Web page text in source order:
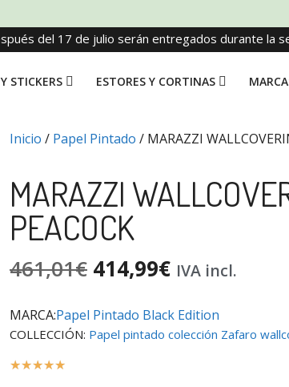
del 17 de julio serán entregados durante la
STICKERS ESTORES Y CORTINAS
Inicio / Papel Pintado / MARAZZI
MARAZZI
PEACOCK
461,01€ 414,99€ IVA incl.
MARCA:Papel Pintado Black Edition
COLLECCIÓN: Papel pintado colección Zafaro
☆☆☆☆☆